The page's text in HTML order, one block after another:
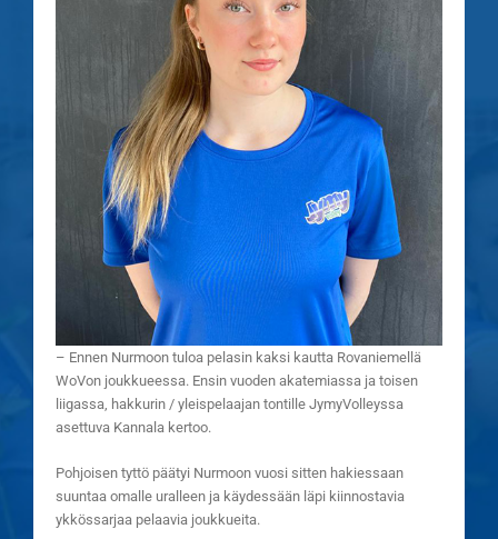
– Ennen Nurmoon tuloa pelasin kaksi kautta Rovaniemellä
WoVon joukkueessa. Ensin vuoden akatemiassa ja toisen
liigassa, hakkurin / yleispelaajan tontille JymyVolleyssa
asettuva Kannala kertoo.
Pohjoisen tyttö päätyi Nurmoon vuosi sitten hakiessaan
suuntaa omalle uralleen ja käydessään läpi kiinnostavia
ykkössarjaa pelaavia joukkueita.